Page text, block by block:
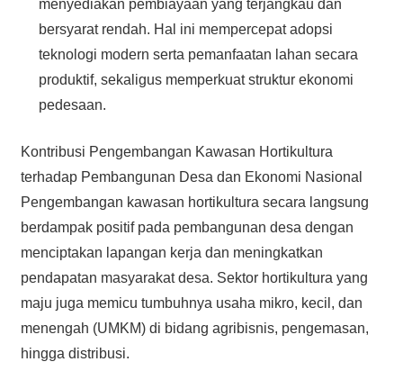
menyediakan pembiayaan yang terjangkau dan
bersyarat rendah. Hal ini mempercepat adopsi
teknologi modern serta pemanfaatan lahan secara
produktif, sekaligus memperkuat struktur ekonomi
pedesaan.
Kontribusi Pengembangan Kawasan Hortikultura
terhadap Pembangunan Desa dan Ekonomi Nasional
Pengembangan kawasan hortikultura secara langsung
berdampak positif pada pembangunan desa dengan
menciptakan lapangan kerja dan meningkatkan
pendapatan masyarakat desa. Sektor hortikultura yang
maju juga memicu tumbuhnya usaha mikro, kecil, dan
menengah (UMKM) di bidang agribisnis, pengemasan,
hingga distribusi.